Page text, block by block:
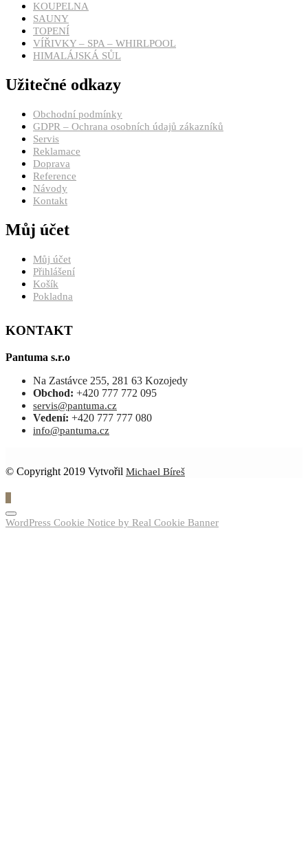
KOUPELNA
SAUNY
TOPENÍ
VÍŘIVKY – SPA – WHIRLPOOL
HIMALÁJSKÁ SŮL
Užitečné odkazy
Obchodní podmínky
GDPR – Ochrana osobních údajů zákazníků
Servis
Reklamace
Doprava
Reference
Návody
Kontakt
Můj účet
Můj účet
Přihlášení
Košík
Pokladna
KONTAKT
Pantuma s.r.o
Na Zastávce 255, 281 63 Kozojedy
Obchod: +420 777 772 095
servis@pantuma.cz
Vedení: +420 777 777 080
info@pantuma.cz
© Copyright 2019 Vytvořil Michael Bíreš
WordPress Cookie Notice by Real Cookie Banner